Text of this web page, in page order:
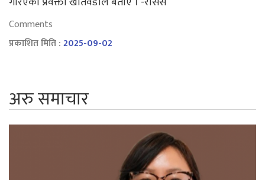
Comments
प्रकाशित मिति :2025-09-02
अरु समाचार